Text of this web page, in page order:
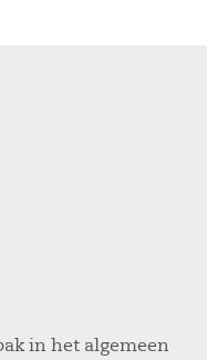
in het algemeen